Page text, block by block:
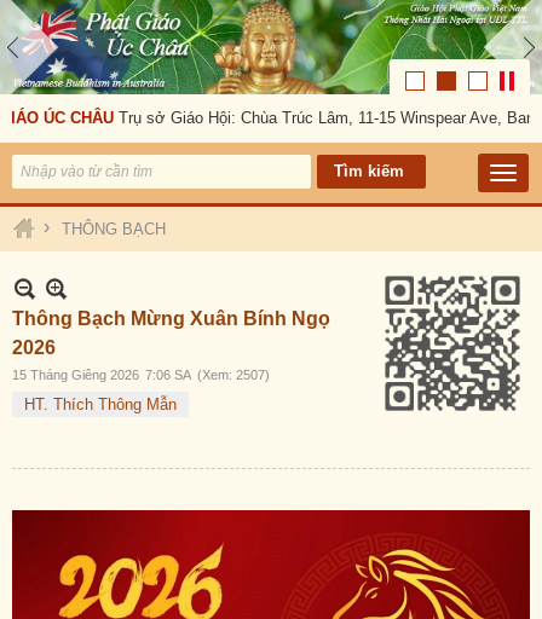
ÚC CHÂU Trụ sở Giáo Hội: Chùa Trúc Lâm, 11-15 Winspear Ave,
› THÔNG BẠCH
Thông Bạch Mừng Xuân Bính Ngọ
2026
15 Tháng Giêng 2026 7:06 SA (Xem: 2507)
HT. Thích Thông Mẫn